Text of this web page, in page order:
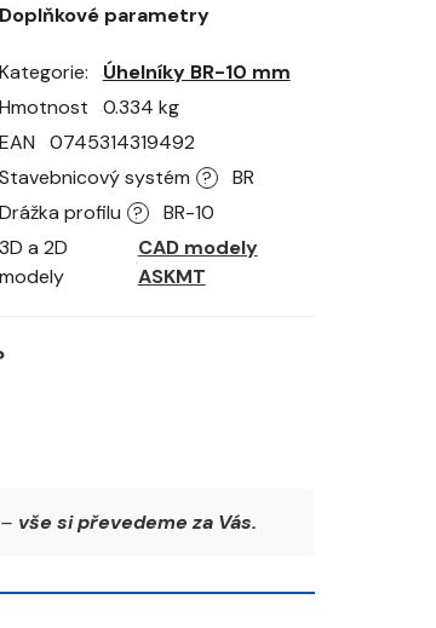
Doplňkové parametry
Kategorie
Úhelníky BR-10 mm
Hmotnost
0.334 kg
EAN
0745314319492
?
Stavebnicový systém BR
?
Drážka profilu
BR-10
3D a 2D
modely
CAD modely
ASKMT
vše si převedeme za Vás.